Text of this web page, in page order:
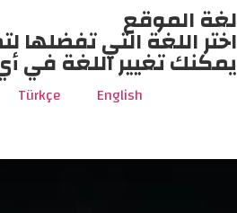
لغة الموقع
اختر اللغة التي تفضلها
يمكنك تغيير اللغة في
English
Türkçe